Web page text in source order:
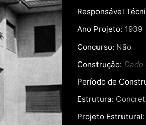
Responsável
Ano Projeto: 1939
Concurso: Não
Construção: Dado
Período de
Estrutura:
Projeto Estrutural: